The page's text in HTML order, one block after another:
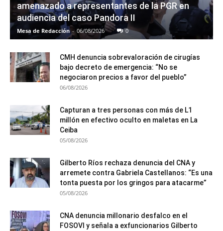
amenazado a representantes de la PGR en
audiencia del caso Pandora II
Mesa de Redacción - 06/08/2026 0
CMH denuncia sobrevaloración de cirugías
bajo decreto de emergencia: “No se
negociaron precios a favor del pueblo”
06/08/2026
Capturan a tres personas con más de L1
millón en efectivo oculto en maletas en La
Ceiba
05/08/2026
Gilberto Ríos rechaza denuncia del CNA y
arremete contra Gabriela Castellanos: “Es una
tonta puesta por los gringos para atacarme”
05/08/2026
CNA denuncia millonario desfalco en el
FOSOVI y señala a exfuncionarios Gilberto